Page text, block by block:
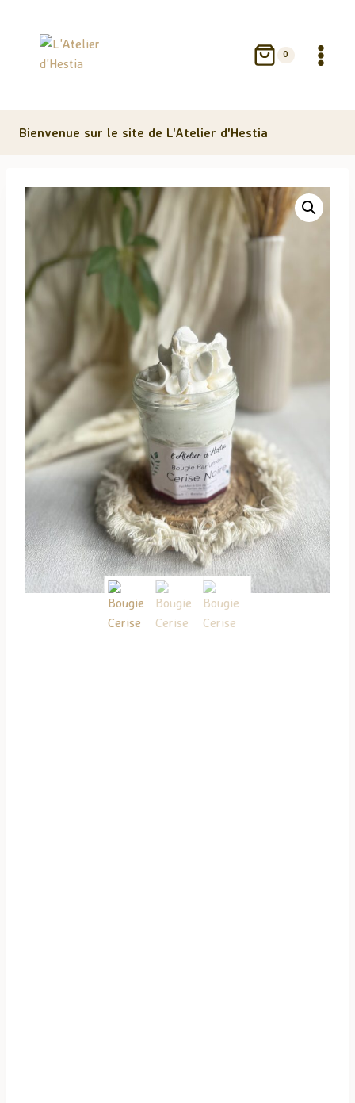
contenu
0
Bienvenue sur le site de L'Atelier d'Hestia